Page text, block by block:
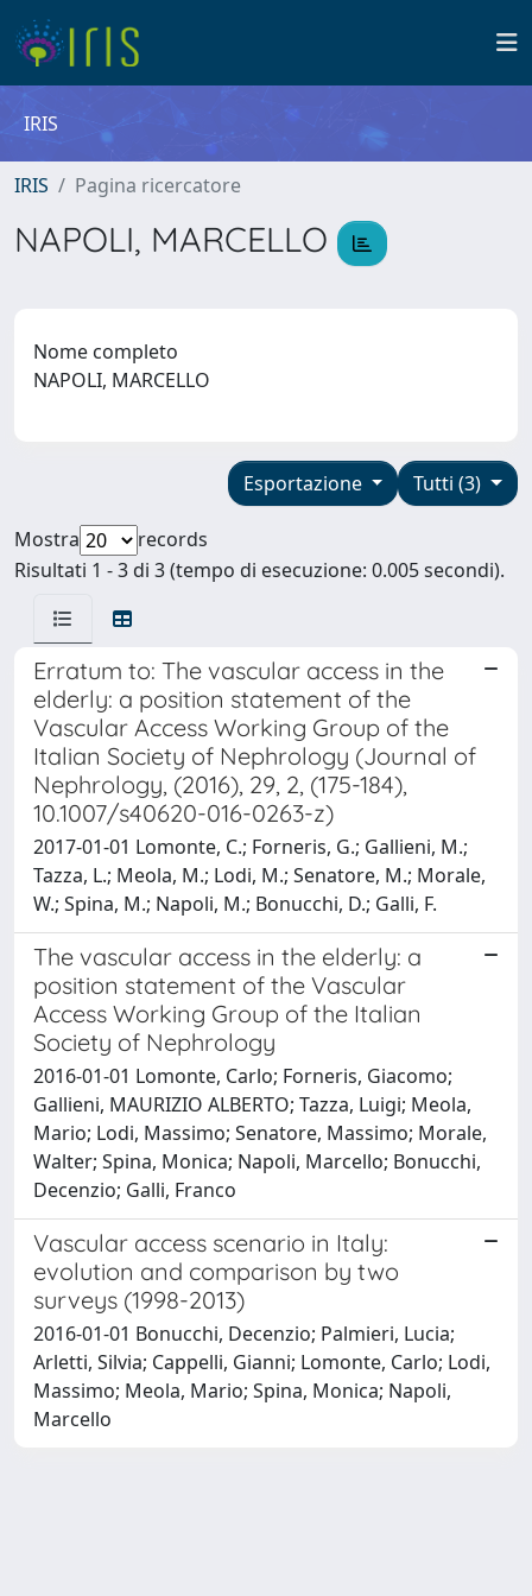
IRIS
IRIS Pagina ricercatore
NAPOLI, MARCELLO
Nome completo
NAPOLI, MARCELLO
Tutti (3)
Esportazione
Mostra
records
Risultati 1 - 3 di 3 (tempo di esecuzione: 0.005 secondi).
Erratum to: The vascular access in the
elderly: a position statement of the
Vascular Access Working Group of the
Italian Society of Nephrology (Journal of
Nephrology, (2016), 29, 2, (175-184),
10.1007/s40620-016-0263-z)
2017-01-01 Lomonte, C.; Forneris, G.; Gallieni, M.;
Tazza, L.; Meola, M.; Lodi, M.; Senatore, M.; Morale,
W.; Spina, M.; Napoli, M.; Bonucchi, D.; Galli, F.
The vascular access in the elderly: a
position statement of the Vascular
Access Working Group of the Italian
Society of Nephrology
2016-01-01 Lomonte, Carlo; Forneris, Giacomo;
Gallieni, MAURIZIO ALBERTO; Tazza, Luigi; Meola,
Mario; Lodi, Massimo; Senatore, Massimo; Morale,
Walter; Spina, Monica; Napoli, Marcello; Bonucchi,
Decenzio; Galli, Franco
Vascular access scenario in Italy:
evolution and comparison by two
surveys (1998-2013)
2016-01-01 Bonucchi, Decenzio; Palmieri, Lucia;
Arletti, Silvia; Cappelli, Gianni; Lomonte, Carlo; Lodi,
Massimo; Meola, Mario; Spina, Monica; Napoli,
Marcello